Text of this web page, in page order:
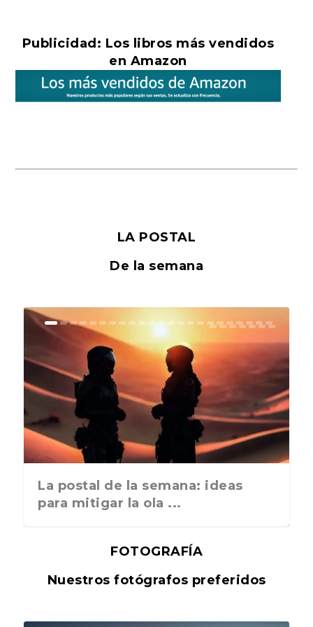
Publicidad: Los libros más vendidos
en Amazon
LA POSTAL
De la semana
La postal de la semana: ideas
para mitigar la ola ...
FOTOGRAFÍA
Nuestros fotógrafos preferidos